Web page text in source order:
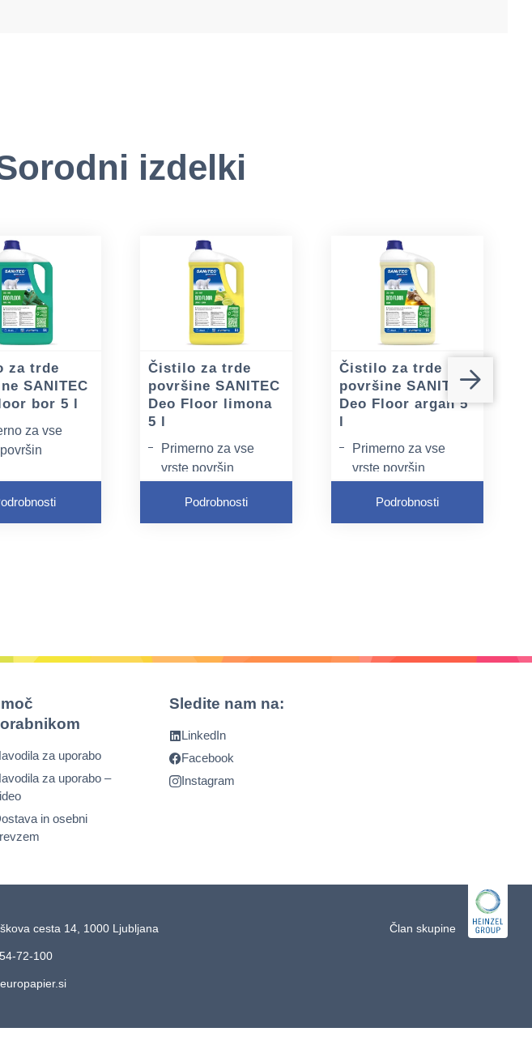
izdelki
za trde
SANITEC
bor 5 l
za vse
za
Čistilo za trde
površine SANITEC
Deo Floor limona
5 l
Primerno za vse
vrste površin
Podrobnosti
Čistilo za trde
površine SANITEC
Deo Floor argan 5
Primerno za vse
vrste površin
Podrobnosti
za uporabo
za uporabo –
in osebni
Sledite nam na:
LinkedIn
Facebook
Instagram
cesta 14, 1000 Ljubljana
72-100
Član skupine